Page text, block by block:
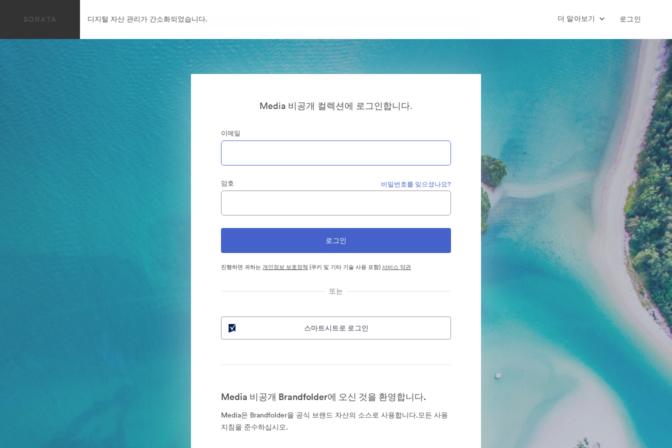
디지털 자산 관리가 간소화되었습니다. 더 알아보기 로그인
Media 비공개 컬렉션에 로그인합니다.
이메일
암호 비밀번호를 잊으셨나요?
진행하면 귀하는개인정보 보호정책 (쿠키 및 기타 기술 사용 포함)서비스 약관
또는
스마트시트로 로그인
Media 비공개 Brandfolder에 오신 것을 환영합니다.
Media은 Brandfolder을 공식 브랜드 자산의 소스로 사용합니다.모든 사용
지침을 준수하십시오.